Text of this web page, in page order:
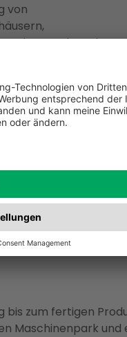
von
den Food- und
und Service
Partner rund
Ausland
beständig.
sofort,
zur
bis zum fertigen
Maschinenpark